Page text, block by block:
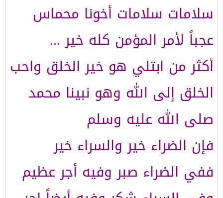
سلامات سلامات أخونا محماس
عجباً لأمر المؤمن كله خير ...
أكثر من ابتلي هو خير الخلق واحب
الخلق إلى الله وهو نبينا محمد
صلى الله عليه وسلم
فإن الضراء خير والسراء خير
ففي الضراء صبر وفيه أجر عظيم